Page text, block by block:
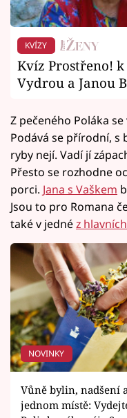
KVÍZY
Kvíz Prostřeno!
Vydrou a Janou
Z pečeného Poláka
Podává se přírodní, s
ryby nejí. Vadí jí
Přesto se rozhodne
porci. Jana s Vaškem
Jsou to pro Romana
také v jednéz
NOVINKY
Vůně bylin, nadšení
jednom místě: